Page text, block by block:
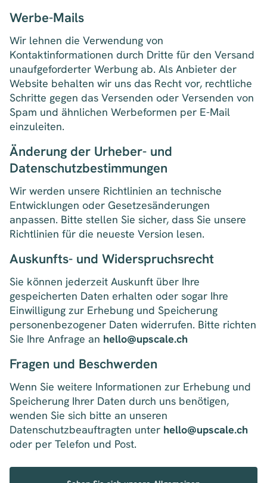
Werbe-Mails
Wir lehnen die Verwendung von
Kontaktinformationen durch Dritte für den Versand
unaufgeforderter Werbung ab. Als Anbieter der
Website behalten wir uns das Recht vor, rechtliche
Schritte gegen das Versenden oder Versenden von
Spam und ähnlichen Werbeformen per E-Mail
einzuleiten.
Änderung der Urheber- und
Datenschutzbestimmungen
Wir werden unsere Richtlinien an technische
Entwicklungen oder Gesetzesänderungen
anpassen. Bitte stellen Sie sicher, dass Sie unsere
Richtlinien für die neueste Version lesen.
Auskunfts- und Widerspruchsrecht
Sie können jederzeit Auskunft über Ihre
gespeicherten Daten erhalten oder sogar Ihre
Einwilligung zur Erhebung und Speicherung
personenbezogener Daten widerrufen. Bitte richten
Sie Ihre Anfrage an hello@upscale.ch
Fragen und Beschwerden
Wenn Sie weitere Informationen zur Erhebung und
Speicherung Ihrer Daten durch uns benötigen,
wenden Sie sich bitte an unseren
Datenschutzbeauftragten unter hello@upscale.ch
oder per Telefon und Post.